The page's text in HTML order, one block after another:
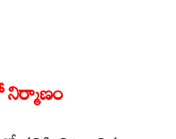
నిర్మాణం